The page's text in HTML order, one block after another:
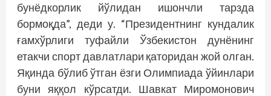
бунёдкорлик йўлидан ишончли тарзда
бормоқда”, деди у. “Президентнинг кундалик
ғамхўрлиги туфайли Ўзбекистон дунёнинг
етакчи спорт давлатлари қаторидан жой олган.
Яқинда бўлиб ўтган ёзги Олимпиада ўйинлари
буни яққол кўрсатди. Шавкат Миромонович